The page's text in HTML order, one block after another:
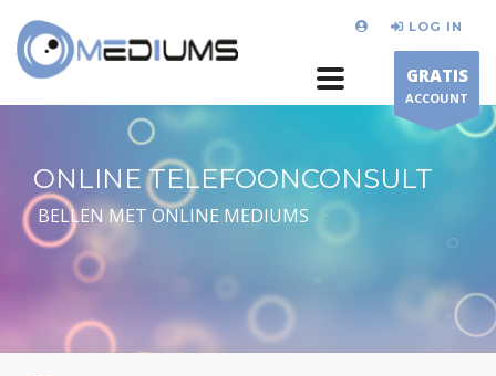
LOG IN
GRATIS
ACCOUNT
ONLINE TELEFOONCONSULT
BELLEN MET ONLINE MEDIUMS